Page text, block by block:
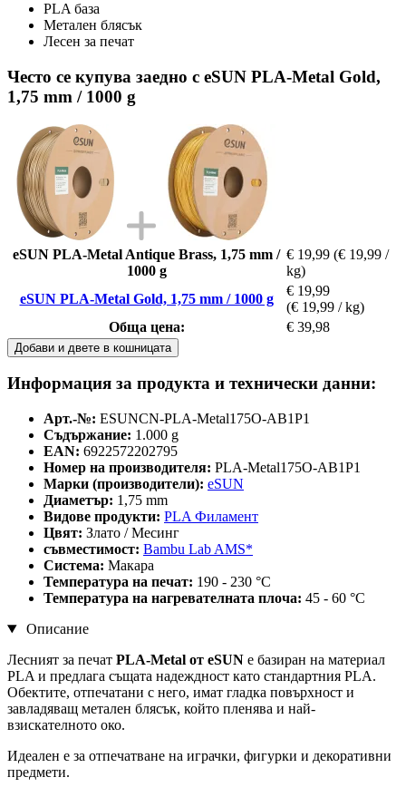
PLA база
Метален блясък
Лесен за печат
Често се купува заедно с eSUN PLA-Metal Gold,
1,75 mm / 1000 g
eSUN PLA-Metal Antique Brass, 1,75 mm /
1000 g
€ 19,99 (€ 19,99 /
kg)
eSUN PLA-Metal Gold, 1,75 mm / 1000 g
€ 19,99
(€ 19,99 / kg)
Обща цена:
€ 39,98
Добави и двете в кошницата
Информация за продукта и технически данни:
Арт.-№: ESUNCN-PLA-Metal175O-AB1P1
Съдържание: 1.000 g
EAN: 6922572202795
Номер на производителя: PLA-Metal175O-AB1P1
Марки (производители): eSUN
Диаметър: 1,75 mm
Видове продукти: PLA Филамент
Цвят: Злато / Месинг
съвместимост: Bambu Lab AMS*
Система: Макара
Температура на печат: 190 - 230 °C
Температура на нагревателната плоча: 45 - 60 °C
Описание
Лесният за печат PLA-Metal от eSUN е базиран на материал
PLA и предлага същата надеждност като стандартния PLA.
Обектите, отпечатани с него, имат гладка повърхност и
завладяващ метален блясък, който пленява и най-
взискателното око.
Идеален е за отпечатване на играчки, фигурки и декоративни
предмети.